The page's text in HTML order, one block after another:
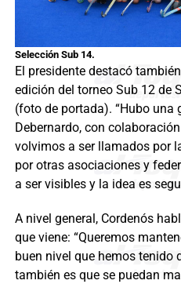
Selección Sub 14.
El presidente destacó
edición del torneo Sub 12 de
(foto de portada). “Hubo una
Debernardo, con
volvimos a ser llamados por
por otras asociaciones y
a ser visibles y la idea es
A nivel general, Cordenós
que viene: “Queremos
buen nivel que hemos tenido
también es que se puedan